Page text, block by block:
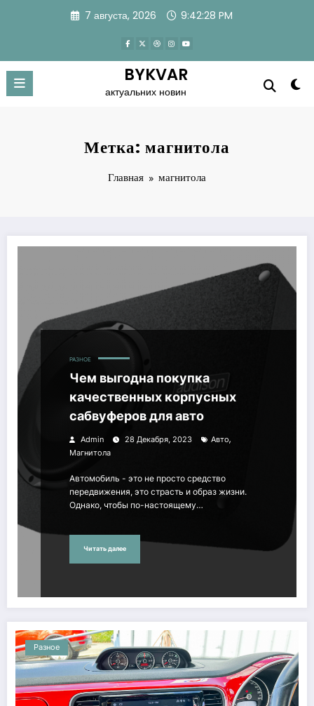
7 августа, 2026 9:42:29 PM
BYKVAR
актуальних новин
Метка: магнитола
Главная магнитола
РАЗНОЕ
Чем выгодна покупка
качественных корпусных
сабвуферов для авто
Admin 28 Декабря, 2023 Авто,
Магнитола
Автомобиль - это не просто средство
передвижения, это страсть и образ жизни.
Однако, чтобы по-настоящему…
Читать далее
Разное